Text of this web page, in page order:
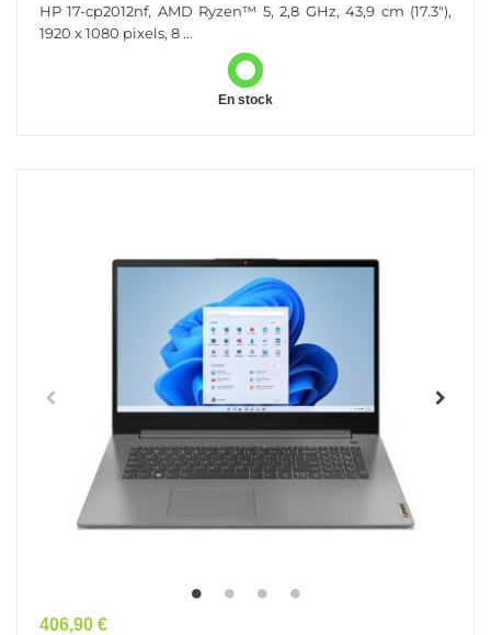
SDRAM...
HP 17-cp2012nf, AMD Ryzen™ 5, 2,8 GHz, 43,9 cm (17.3"),
1920 x 1080 pixels, 8 ...
En stock
Prix
406,90 €